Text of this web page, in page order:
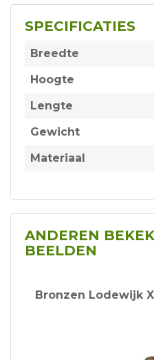
SPECIFICATIES
Breedte
Hoogte
Lengte
Gewicht
Materiaal
ANDEREN
BEELDEN
Bronzen Lodewijk